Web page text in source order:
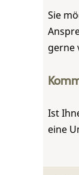
Sie
gerne
Ist
eine